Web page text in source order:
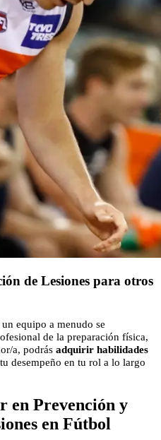
de Lesiones para otros
equipo a menudo se
de la preparación física,
a, podrás adquirir habilidades
desempeño en tu rol a lo largo
en Prevención y
en Fútbol